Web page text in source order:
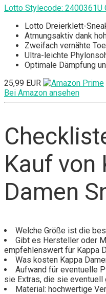
Lotto Stylecode: 2400361U
Lotto Dreierklett-
Atmungsaktiv dank
Zweifach vernähte
Ultra-leichte
Optimale Dämpfung
25,99 EUR
Bei Amazon ansehen
Kauf von
Damen
Welche Größe ist die
Gibt es Hersteller oder
empfehlenswert für Kappa
Was kosten Kappa
Aufwand für eventuelle
sie Extras, die sie
Material: hochwertige